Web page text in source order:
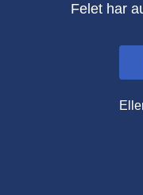
Felet har